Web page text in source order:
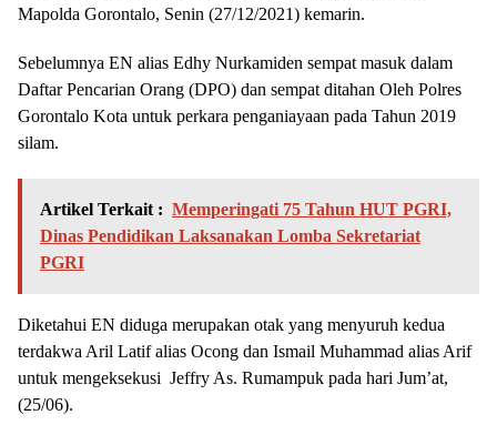
Mapolda Gorontalo, Senin (27/12/2021) kemarin.
Sebelumnya EN alias Edhy Nurkamiden sempat masuk dalam
Daftar Pencarian Orang (DPO) dan sempat ditahan Oleh Polres
Gorontalo Kota untuk perkara penganiayaan pada Tahun 2019
silam.
Artikel Terkait : Memperingati 75 Tahun HUT PGRI,
Dinas Pendidikan Laksanakan Lomba Sekretariat
PGRI
Diketahui EN diduga merupakan otak yang menyuruh kedua
terdakwa Aril Latif alias Ocong dan Ismail Muhammad alias Arif
untuk mengeksekusi Jeffry As. Rumampuk pada hari Jum’at,
(25/06).